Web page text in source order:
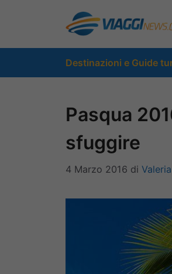
contenuto
Destinazioni e Guide
Pasqua
sfuggire
4 Marzo 2016 di